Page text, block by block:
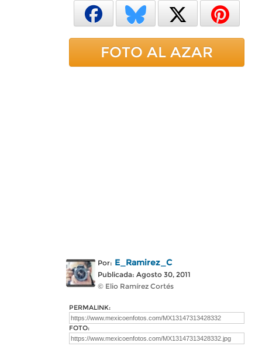
FOTO AL AZAR
Por: E_Ramirez_C
Publicada: Agosto 30, 2011
© Elio Ramírez Cortés
PERMALINK:
FOTO: